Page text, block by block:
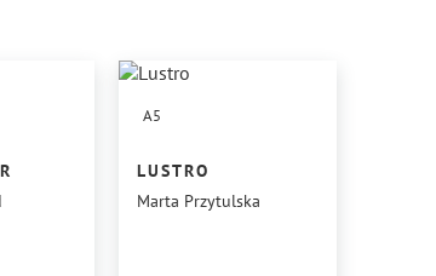
A5
LUSTRO
Marta Przytulska